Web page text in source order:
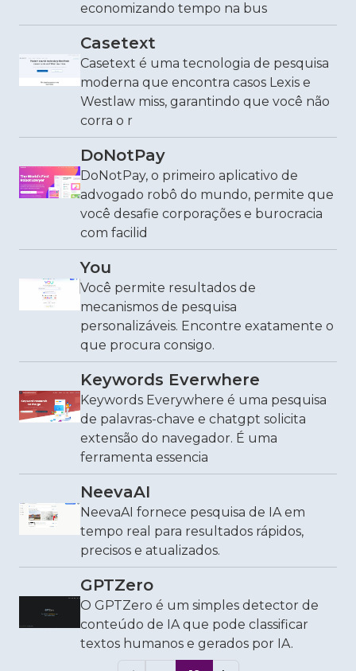
economizando tempo na bus
Casetext
Casetext é uma tecnologia de pesquisa
moderna que encontra casos Lexis e
Westlaw miss, garantindo que você não
corra o r
DoNotPay
DoNotPay, o primeiro aplicativo de
advogado robô do mundo, permite que
você desafie corporações e burocracia
com facilid
You
Você permite resultados de
mecanismos de pesquisa
personalizáveis. Encontre exatamente o
que procura consigo.
Keywords Everwhere
Keywords Everywhere é uma pesquisa
de palavras-chave e chatgpt solicita
extensão do navegador. É uma
ferramenta essencia
NeevaAI
NeevaAI fornece pesquisa de IA em
tempo real para resultados rápidos,
precisos e atualizados.
GPTZero
O GPTZero é um simples detector de
conteúdo de IA que pode classificar
textos humanos e gerados por IA.